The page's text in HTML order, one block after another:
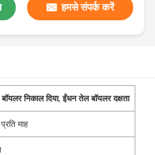
हमसे संपर्क करें
निकाल दिया,ईंधन तेल बॉयलर दक्षता
माह